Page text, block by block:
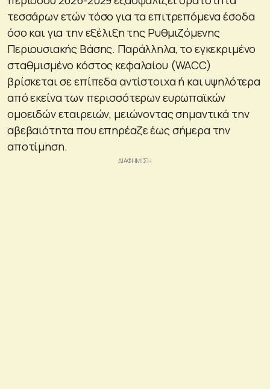
τεσσάρων ετών τόσο για τα επιτρεπόμενα έσοδα
όσο και για την εξέλιξη της Ρυθμιζόμενης
Περιουσιακής Βάσης. Παράλληλα, το εγκεκριμένο
σταθμισμένο κόστος κεφαλαίου (WACC)
βρίσκεται σε επίπεδα αντίστοιχα ή και υψηλότερα
από εκείνα των περισσότερων ευρωπαϊκών
ομοειδών εταιρειών, μειώνοντας σημαντικά την
αβεβαιότητα που επηρέαζε έως σήμερα την
αποτίμηση.